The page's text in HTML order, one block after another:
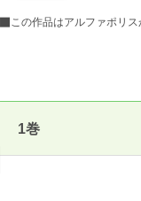
この作品はアルファポリ
1巻